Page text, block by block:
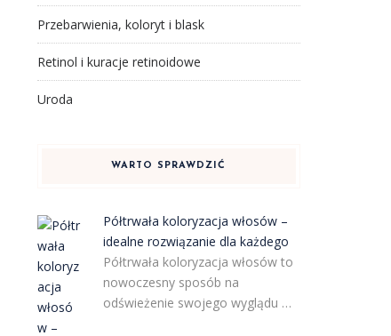
Przebarwienia, koloryt i blask
Retinol i kuracje retinoidowe
Uroda
WARTO SPRAWDZIĆ
Półtrwała koloryzacja włosów –
idealne rozwiązanie dla każdego
Półtrwała koloryzacja włosów to
nowoczesny sposób na
odświeżenie swojego wyglądu …